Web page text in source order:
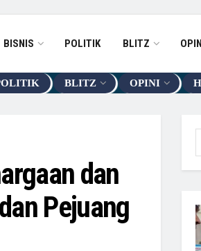
BISNIS POLITIK BLITZ
BLITZ OPINI
dan
Pejuang